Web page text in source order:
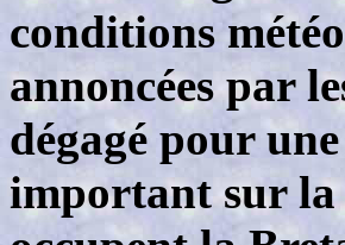
conditions
annoncées par
dégagé pour
important sur la